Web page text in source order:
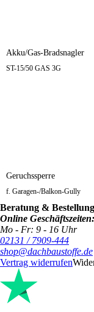
Akku/Gas-Bradsnagler
ST-15/50 GAS 3G
Geruchssperre
f. Garagen-/Balkon-Gully
Beratung & Bestellung
Online Geschäftszeiten:
Mo - Fr: 9 - 16 Uhr
02131 / 7909-444
shop@dachbaustoffe.de
Vertrag widerrufen